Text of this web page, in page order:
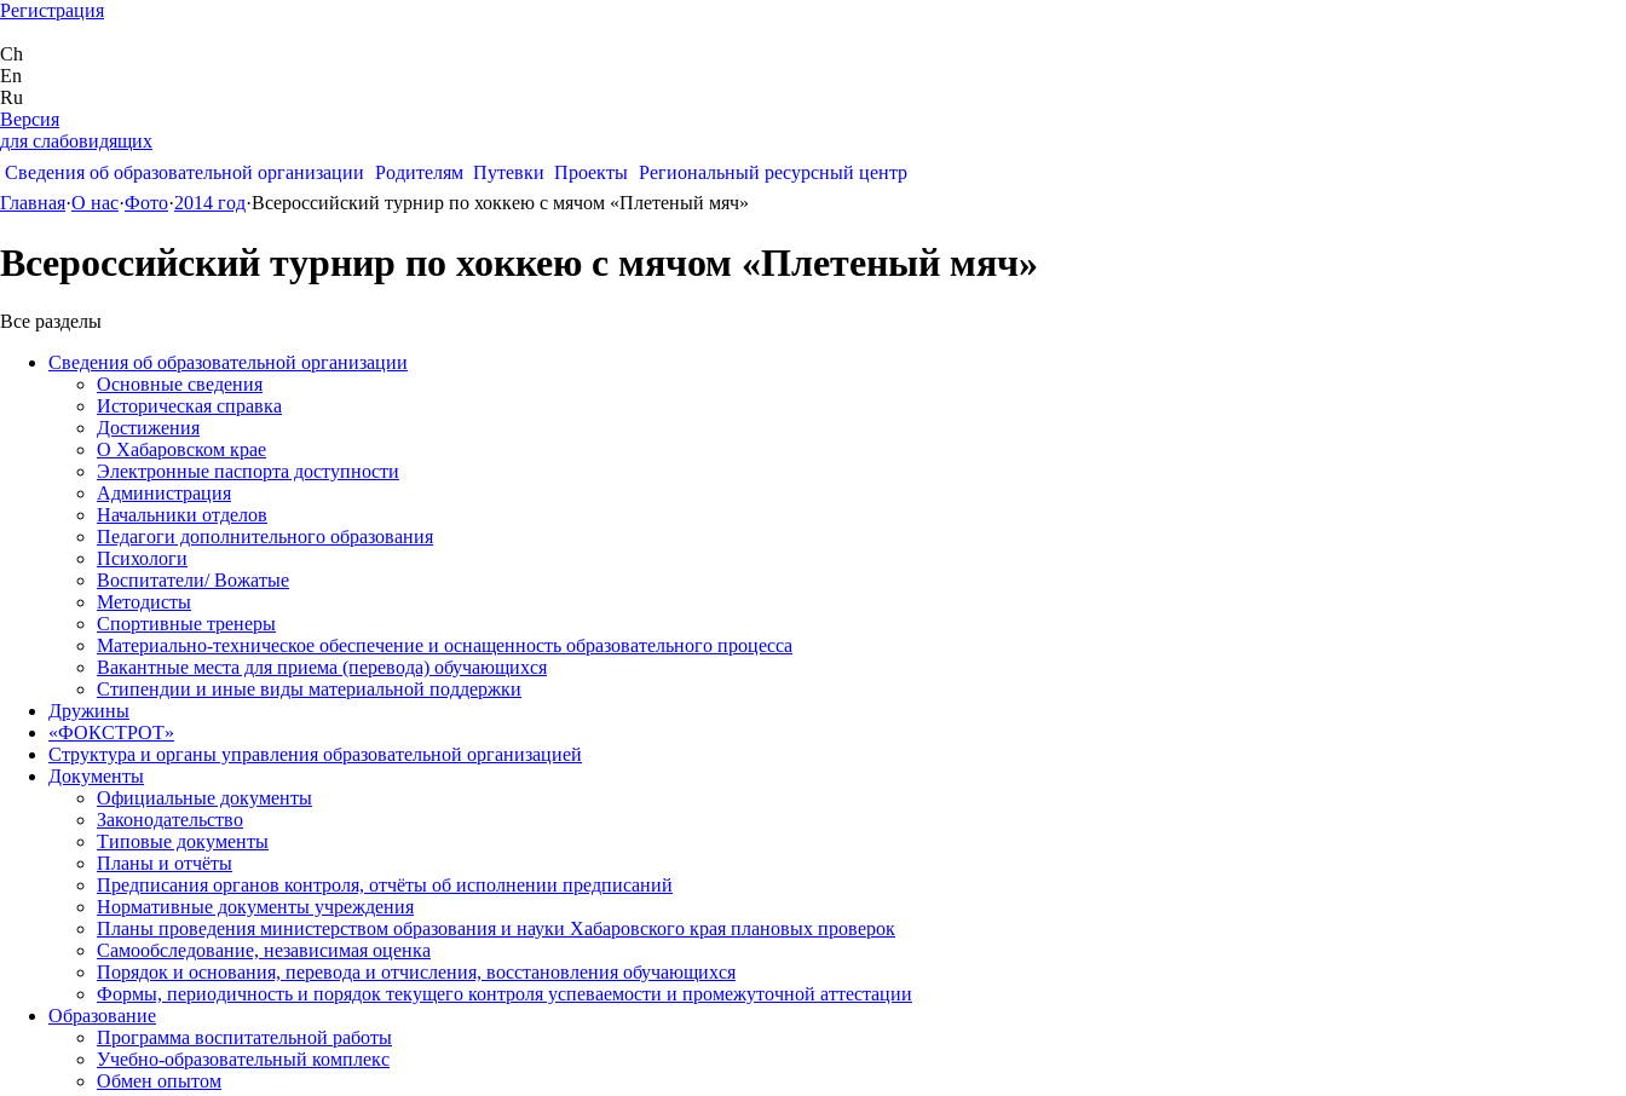
Регистрация
Ch
En
Ru
Версия
для слабовидящих
Сведения об образовательной организации Родителям Путевки Проекты Региональный ресурсный центр
Главная·О нас·Фото·2014 год·Всероссийский турнир по хоккею с мячом «Плетеный мяч»
Всероссийский турнир по хоккею с мячом «Плетеный мяч»
Все разделы
Сведения об образовательной организации
Основные сведения
Историческая справка
Достижения
О Хабаровском крае
Электронные паспорта доступности
Администрация
Начальники отделов
Педагоги дополнительного образования
Психологи
Воспитатели/ Вожатые
Методисты
Спортивные тренеры
Материально-техническое обеспечение и оснащенность образовательного процесса
Вакантные места для приема (перевода) обучающихся
Стипендии и иные виды материальной поддержки
Дружины
«ФОКСТРОТ»
Структура и органы управления образовательной организацией
Документы
Официальные документы
Законодательство
Типовые документы
Планы и отчёты
Предписания органов контроля, отчёты об исполнении предписаний
Нормативные документы учреждения
Планы проведения министерством образования и науки Хабаровского края плановых проверок
Самообследование, независимая оценка
Порядок и основания, перевода и отчисления, восстановления обучающихся
Формы, периодичность и порядок текущего контроля успеваемости и промежуточной аттестации
Образование
Программа воспитательной работы
Учебно-образовательный комплекс
Обмен опытом